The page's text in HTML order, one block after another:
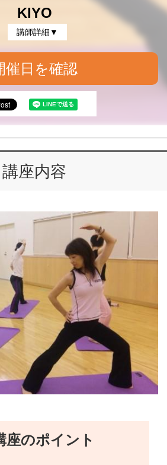
KIYO
講師詳細▼
催日を確認
講座内容
座のポイント